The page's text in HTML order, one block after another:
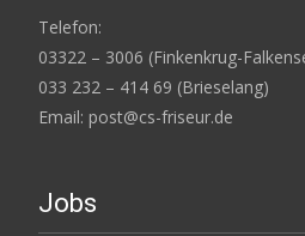
Telefon:
03322 – 3006 (Finkenkrug-
033 232 – 414 69 (Brieselang)
Email: post@cs-friseur.de
Jobs